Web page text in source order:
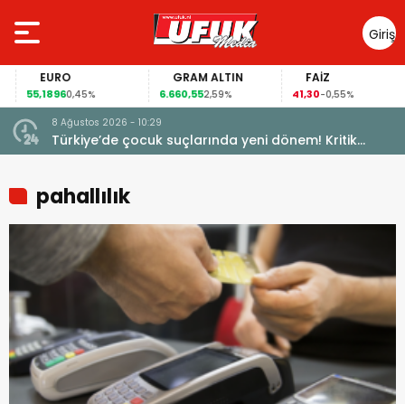
Giriş
Yap
EURO
55,18960,45%
GRAM ALTIN
6.660,552,59%
FAİZ
41,30-0,55%
8 Ağustos 2026 - 10:29
Türkiye’de çocuk suçlarında yeni dönem! Kritik
maddeler kabul edildi
pahallılık